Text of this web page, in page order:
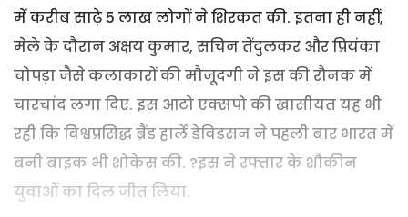
में करीब साढ़े 5 लाख लोगों ने शिरकत की. इतना ही नहीं,
मेले के दौरान अक्षय कुमार, सचिन तेंदुलकर और प्रियंका
चोपड़ा जैसे कलाकारों की मौजूदगी ने इस की रौनक में
चारचांद लगा दिए. इस आटो एक्सपो की खासीयत यह भी
रही कि विश्वप्रसिद्ध ब्रैंड हार्ले डेविडसन ने पहली बार भारत में
बनी बाइक भी शोकेस की. ?इस ने रफ्तार के शौकीन
युवाओं का दिल जीत लिया.